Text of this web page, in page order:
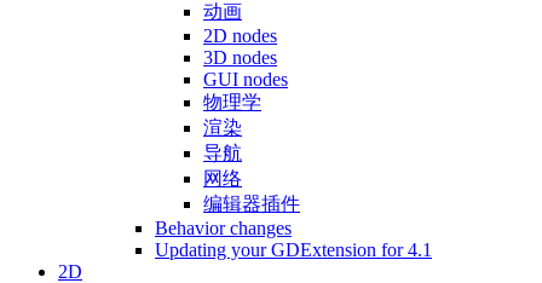
动画
2D nodes
3D nodes
GUI nodes
物理学
渲染
导航
网络
编辑器插件
Behavior changes
Updating your GDExtension for 4.1
2D